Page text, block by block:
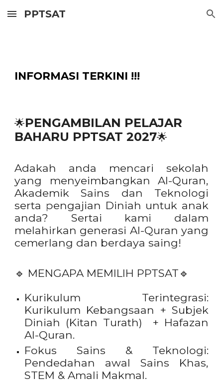
Skip to main content Skip to navigation
PPTSAT
INFORMASI TERKINI !!!
🌟PENGAMBILAN PELAJAR
BAHARU PPTSAT 2027🌟
Adakah anda mencari sekolah
yang menyeimbangkan Al-Quran,
Akademik Sains dan Teknologi
serta pengajian Diniah untuk anak
anda? Sertai kami dalam
melahirkan generasi Al-Quran yang
cemerlang dan berdaya saing!
🔹 MENGAPA MEMILIH PPTSAT🔹
Kurikulum Terintegrasi:
Kurikulum Kebangsaan + Subjek
Diniah (Kitan Turath) + Hafazan
Al-Quran.
Fokus Sains & Teknologi:
Pendedahan awal Sains Khas,
STEM & Amali Makmal.